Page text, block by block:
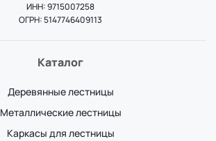
ИНН: 9715007258
ОГРН: 5147746409113
Каталог
Деревянные лестницы
Металлические лестницы
Каркасы для лестницы